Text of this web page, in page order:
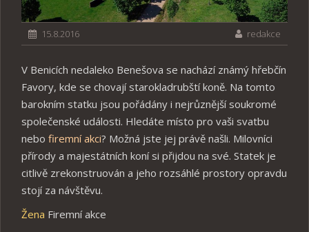
15.8.2016 redakce
V Benicích nedaleko Benešova se nachází známý hřebčín
Favory, kde se chovají starokladrubští koně. Na tomto
barokním statku jsou pořádány i nejrůznější soukromé
společenské události. Hledáte místo pro vaši svatbu
nebo firemní akci? Možná jste jej právě našli. Milovníci
přírody a majestátních koní si přijdou na své. Statek je
citlivě zrekonstruován a jeho rozsáhlé prostory opravdu
stojí za návštěvu.
Žena Firemní akce